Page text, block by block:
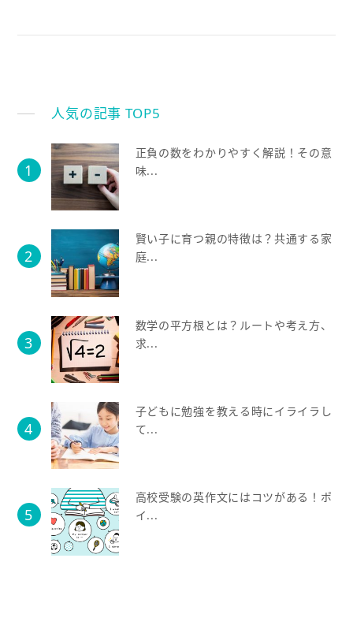
人気の記事 TOP5
正負の数をわかりやすく解説！その意
味...
賢い子に育つ親の特徴は？共通する家
庭...
数学の平方根とは？ルートや考え方、
求...
子どもに勉強を教える時にイライラし
て...
高校受験の英作文にはコツがある！ポ
イ...